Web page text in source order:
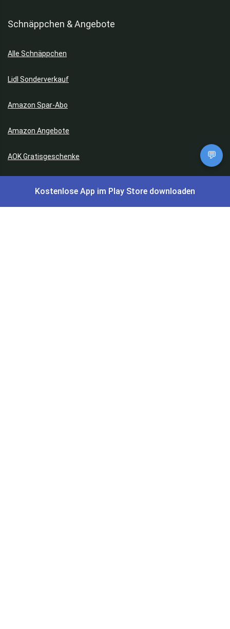
Schnäppchen & Angebote
Alle Schnäppchen
Lidl Sonderverkauf
Amazon Spar-Abo
Amazon Angebote
AOK Gratisgeschenke
Gutscheine, Coupons & Payback
💬
Kostenlose App im Play Store downloaden